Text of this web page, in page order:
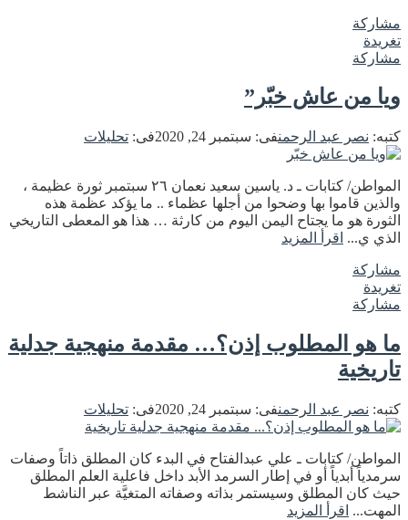
مشاركة
تغريدة
مشاركة
ويا من عاش خبّر”
كتبه: نصر عبد الرحمنفى: سبتمبر 24, 2020 فى: تحليلات
المواطن/ كتابات ـ د. ياسين سعيد نعمان ٢٦ سبتمبر ثورة عظيمة ،
والذين قاموا بها وضحوا من أجلها عظماء .. ما يؤكد عظمة هذه
الثورة هو ما يجتاح اليمن اليوم من كارثة … هذا هو المعطى التاريخي
الذي ي... اقرأ المزيد
مشاركة
تغريدة
مشاركة
ما هو المطلوب إذن؟… مقدمة منهجية جدلية
تاريخية
كتبه: نصر عبد الرحمنفى: سبتمبر 24, 2020 فى: تحليلات
المواطن/ كتابات ـ علي عبدالفتاح في البدء كان المطلق ذاتاً وصفات
سرمدياً أبدياً أو في إطار السرمد الأبد داخل فاعلية العلم المطلق
حيث كان المطلق وسيستمر بذاته وصفاته المتغيَّة عبر الناشط
المهت... اقرأ المزيد